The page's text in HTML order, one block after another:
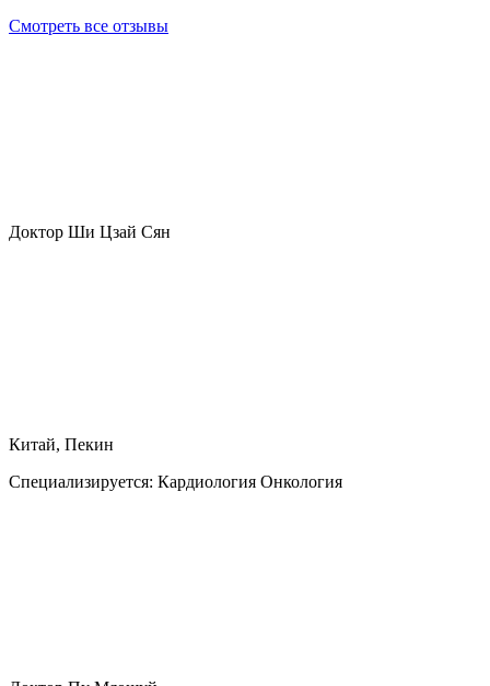
Смотреть все отзывы
Доктор Ши Цзай Cян
Китай, Пекин
Специализируется: Кардиология Онкология